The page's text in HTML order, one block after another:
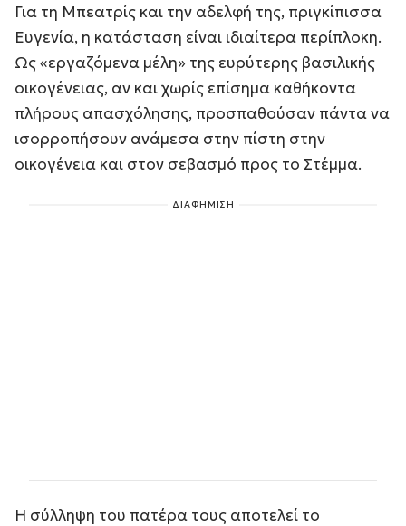
Για τη Μπεατρίς και την αδελφή της, πριγκίπισσα
Ευγενία, η κατάσταση είναι ιδιαίτερα περίπλοκη.
Ως «εργαζόμενα μέλη» της ευρύτερης βασιλικής
οικογένειας, αν και χωρίς επίσημα καθήκοντα
πλήρους απασχόλησης, προσπαθούσαν πάντα να
ισορροπήσουν ανάμεσα στην πίστη στην
οικογένεια και στον σεβασμό προς το Στέμμα.
ΔΙΑΦΗΜΙΣΗ
Η σύλληψη του πατέρα τους αποτελεί το